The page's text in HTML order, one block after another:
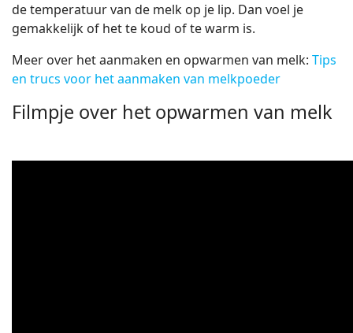
de temperatuur van de melk op je lip. Dan voel je
gemakkelijk of het te koud of te warm is.
Meer over het aanmaken en opwarmen van melk: Tips
en trucs voor het aanmaken van melkpoeder
Filmpje over het opwarmen van melk